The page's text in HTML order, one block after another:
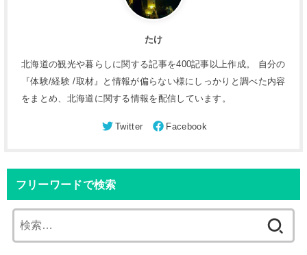
たけ
北海道の観光や暮らしに関する記事を400記事以上作成。 自分の
『体験/経験 /取材』と情報が偏らない様にしっかりと調べた内容
をまとめ、北海道に関する情報を配信しています。
フリーワードで検索
索